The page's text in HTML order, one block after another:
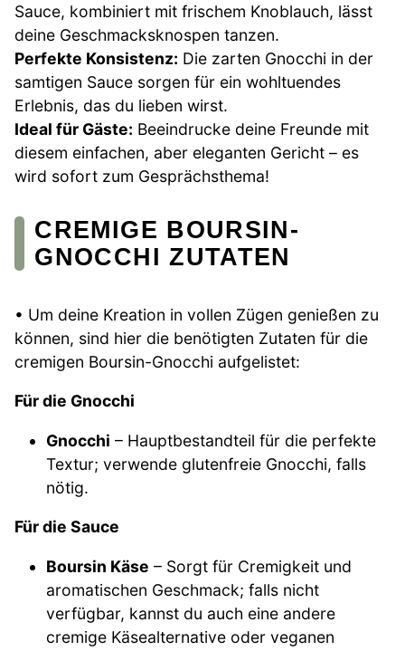
Sauce, kombiniert mit frischem Knoblauch, lässt
deine Geschmacksknospen tanzen.
Perfekte Konsistenz: Die zarten Gnocchi in der
samtigen Sauce sorgen für ein wohltuendes
Erlebnis, das du lieben wirst.
Ideal für Gäste: Beeindrucke deine Freunde mit
diesem einfachen, aber eleganten Gericht – es
wird sofort zum Gesprächsthema!
CREMIGE BOURSIN-
GNOCCHI ZUTATEN
• Um deine Kreation in vollen Zügen genießen zu
können, sind hier die benötigten Zutaten für die
cremigen Boursin-Gnocchi aufgelistet:
Für die Gnocchi
Gnocchi – Hauptbestandteil für die perfekte
Textur; verwende glutenfreie Gnocchi, falls
nötig.
Für die Sauce
Boursin Käse – Sorgt für Cremigkeit und
aromatischen Geschmack; falls nicht
verfügbar, kannst du auch eine andere
cremige Käsealternative oder veganen